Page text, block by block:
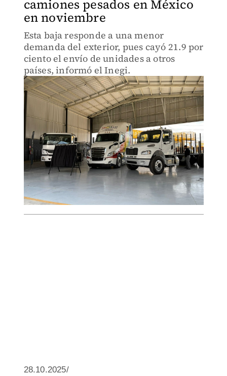
camiones pesados en México
en noviembre
Esta baja responde a una menor
demanda del exterior, pues cayó 21.9 por
ciento el envío de unidades a otros
países, informó el Inegi.
28.10.2025/